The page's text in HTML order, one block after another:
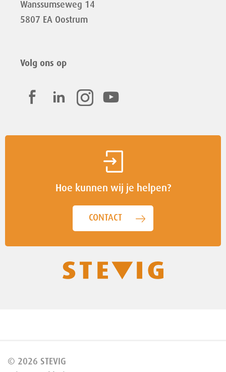
Wanssumseweg 14
5807 EA Oostrum
Volg ons op
Hoe kunnen wij je helpen?
CONTACT
© 2026 STEVIG